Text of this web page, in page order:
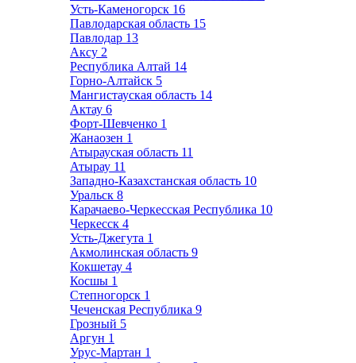
Усть-Каменогорск 16
Павлодарская область 15
Павлодар 13
Аксу 2
Республика Алтай 14
Горно-Алтайск 5
Мангистауская область 14
Актау 6
Форт-Шевченко 1
Жанаозен 1
Атырауская область 11
Атырау 11
Западно-Казахстанская область 10
Уральск 8
Карачаево-Черкесская Республика 10
Черкесск 4
Усть-Джегута 1
Акмолинская область 9
Кокшетау 4
Косшы 1
Степногорск 1
Чеченская Республика 9
Грозный 5
Аргун 1
Урус-Мартан 1